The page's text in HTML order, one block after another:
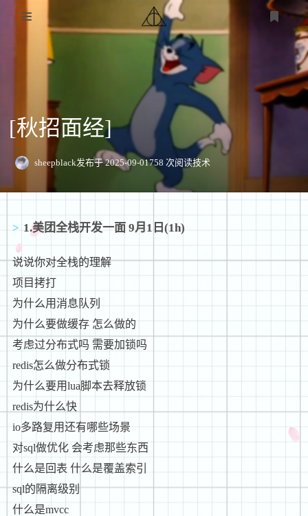
关于
交流
友情链接
技术
bug记录
技术分享
课设记录
娱乐
壁纸分享
登录
[秋招面经]
sheepblack发布于 2025-09-01758 次阅读技术
1.美团全栈开发一面 9月1日(1h)
说说你对全栈的理解
项目拷打
为什么用消息队列
为什么要做缓存 怎么做的
考虑过分布式吗 需要加锁吗
redis怎么做分布式锁
为什么要用lua脚本去释放锁
redis为什么快
io多路复用还有哪些场景
对sql做优化 会考虑那些东西
什么是回表 什么是覆盖索引
sql的隔离级别
什么是mvcc